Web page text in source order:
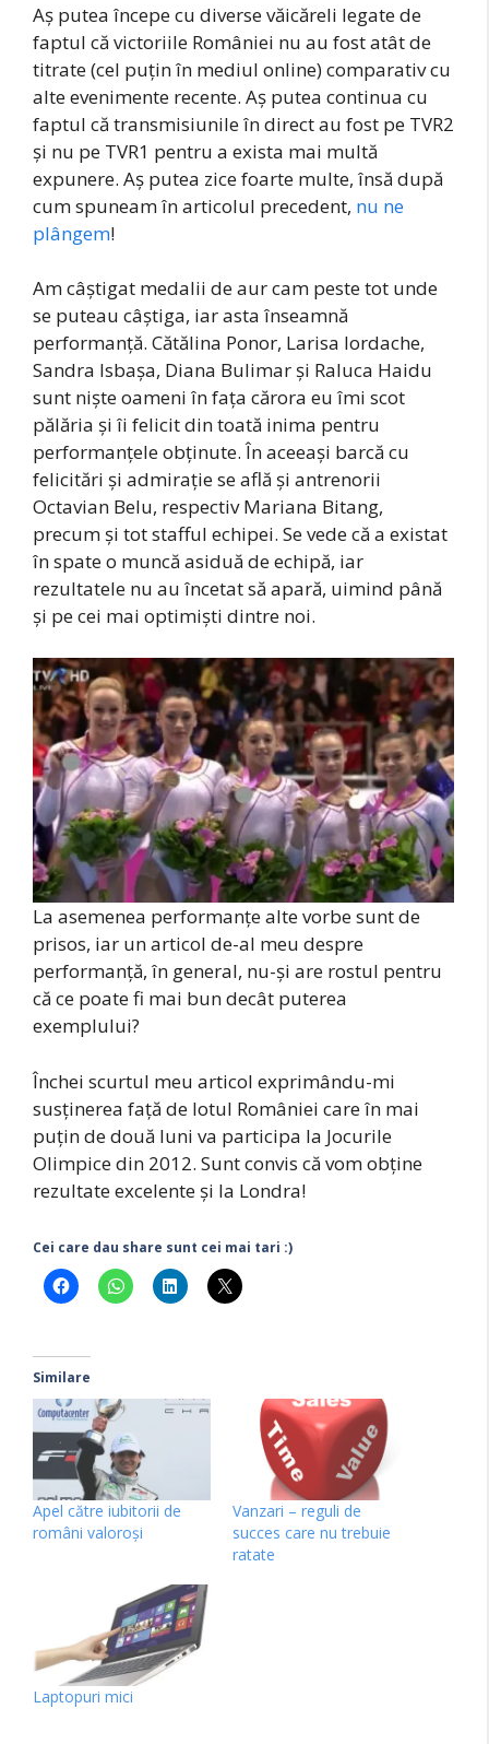
Aş putea începe cu diverse văicăreli legate de
faptul că victoriile României nu au fost atât de
titrate (cel puţin în mediul online) comparativ cu
alte evenimente recente. Aş putea continua cu
faptul că transmisiunile în direct au fost pe TVR2
şi nu pe TVR1 pentru a exista mai multă
expunere. Aş putea zice foarte multe, însă după
cum spuneam în articolul precedent, nu ne
plângem!
Am câştigat medalii de aur cam peste tot unde
se puteau câştiga, iar asta înseamnă
performanţă. Cătălina Ponor, Larisa Iordache,
Sandra Isbaşa, Diana Bulimar şi Raluca Haidu
sunt nişte oameni în faţa cărora eu îmi scot
pălăria şi îi felicit din toată inima pentru
performanţele obţinute. În aceeaşi barcă cu
felicitări şi admiraţie se află şi antrenorii
Octavian Belu, respectiv Mariana Bitang,
precum şi tot stafful echipei. Se vede că a existat
în spate o muncă asiduă de echipă, iar
rezultatele nu au încetat să apară, uimind până
şi pe cei mai optimişti dintre noi.
La asemenea performanţe alte vorbe sunt de
prisos, iar un articol de-al meu despre
performanţă, în general, nu-şi are rostul pentru
că ce poate fi mai bun decât puterea
exemplului?
Închei scurtul meu articol exprimându-mi
susţinerea faţă de lotul României care în mai
puţin de două luni va participa la Jocurile
Olimpice din 2012. Sunt convis că vom obţine
rezultate excelente şi la Londra!
Cei care dau share sunt cei mai tari :)
Similare
Apel către iubitorii de
români valoroşi
Vanzari – reguli de
succes care nu trebuie
ratate
Laptopuri mici